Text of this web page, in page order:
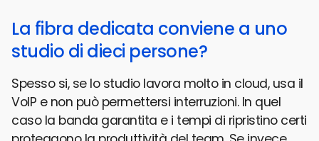
La fibra dedicata conviene a uno
studio di dieci persone?
Spesso si, se lo studio lavora molto in cloud, usa il
VoIP e non può permettersi interruzioni. In quel
caso la banda garantita e i tempi di ripristino certi